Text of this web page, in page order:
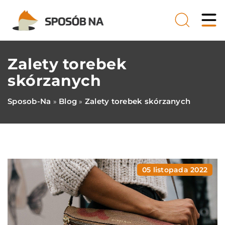
Zalety torebek
skórzanych
Sposob-Na » Blog » Zalety torebek skórzanych
05 listopada 2022